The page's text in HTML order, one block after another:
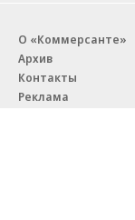
О «Коммерсанте»
Архив
Контакты
Реклама